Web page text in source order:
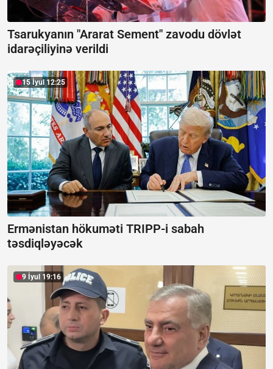
Tsarukyanın "Ararat Sement" zavodu dövlət
idarəçiliyinə verildi
15 İyul 12:25
Ermənistan hökuməti TRIPP-i sabah
təsdiqləyəcək
9 İyul 19:16